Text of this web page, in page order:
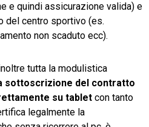
e quindi assicurazione valida) e
del centro sportivo (es.
non scaduto ecc).
tutta la modulistica
sottoscrizione del contratto
su tablet con tanto
legalmente la